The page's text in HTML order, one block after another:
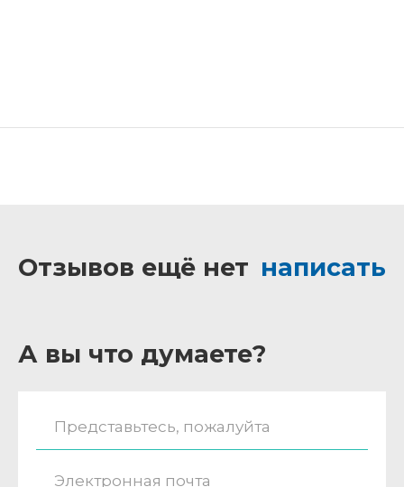
Отзывов ещё нет написать
А вы что думаете?